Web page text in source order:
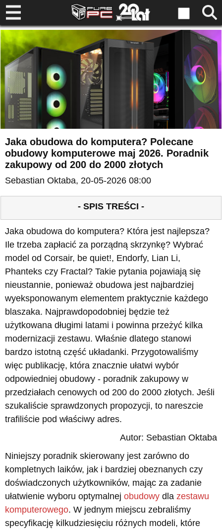
Jaka obudowa do komputera? Polecane
obudowy komputerowe maj 2026. Poradnik
zakupowy od 200 do 2000 złotych
Sebastian Oktaba, 20-05-2026 08:00
- SPIS TREŚCI -
Jaka obudowa do komputera? Która jest najlepsza?
Ile trzeba zapłacić za porządną skrzynkę? Wybrać
model od Corsair, be quiet!, Endorfy, Lian Li,
Phanteks czy Fractal? Takie pytania pojawiają się
nieustannie, ponieważ obudowa jest najbardziej
wyeksponowanym elementem praktycznie każdego
blaszaka. Najprawdopodobniej będzie też
użytkowana długimi latami i powinna przeżyć kilka
modernizacji zestawu. Właśnie dlatego stanowi
bardzo istotną część układanki. Przygotowaliśmy
więc publikację, która znacznie ułatwi wybór
odpowiedniej obudowy - poradnik zakupowy w
przedziałach cenowych od 200 do 2000 złotych. Jeśli
szukaliście sprawdzonych propozycji, to nareszcie
trafiliście pod właściwy adres.
Autor: Sebastian Oktaba
Niniejszy poradnik skierowany jest zarówno do
kompletnych laików, jak i bardziej obeznanych czy
doświadczonych użytkowników, mając za zadanie
ułatwienie wyboru optymalnej obudowy dla zestawu
komputerowego. W jednym miejscu zebraliśmy
specyfikację kilkudziesięciu różnych modeli, które